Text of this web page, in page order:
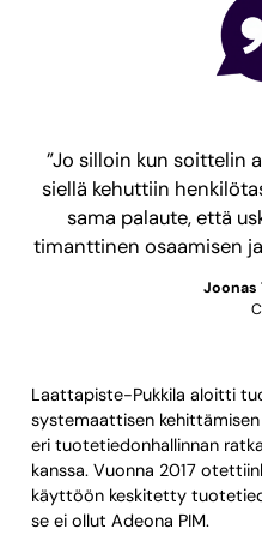
”Jo silloin kun soittelin
siellä kehuttiin
sama palaute, että
timanttinen osaamisen
Joonas
Laattapiste-Pukkila aloitti
systemaattisen
eri tuotetiedonhallinnan
kanssa. Vuonna 2017
käyttöön keskitetty
se ei ollut Adeona PIM.